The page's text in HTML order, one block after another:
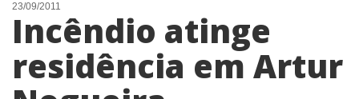
NOTÍCIAS
LISTA DIGITAL
TELEFONES ÚTEIS
23/09/2011
Incêndio atinge
residência em Artur